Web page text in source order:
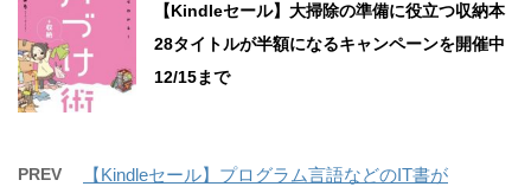
【Kindleセール】大掃除の準備に役立つ収納本
28タイトルが半額になるキャンペーンを開催中
12/15まで
PREV
【Kindleセール】プログラム言語などのIT書が